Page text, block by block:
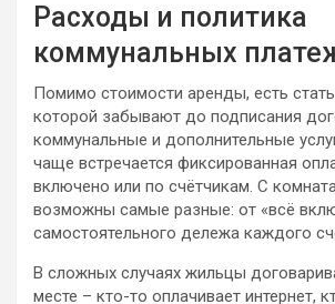
Расходы и политика
коммунальных
Помимо стоимости аренды, есть
которой забывают до подписания
коммунальные и дополнительные
чаще встречается фиксированная
включено или по счётчикам. С
возможны самые разные: от «всё
самостоятельного дележа каждого
В сложных случаях жильцы
месте – кто-то оплачивает интернет,